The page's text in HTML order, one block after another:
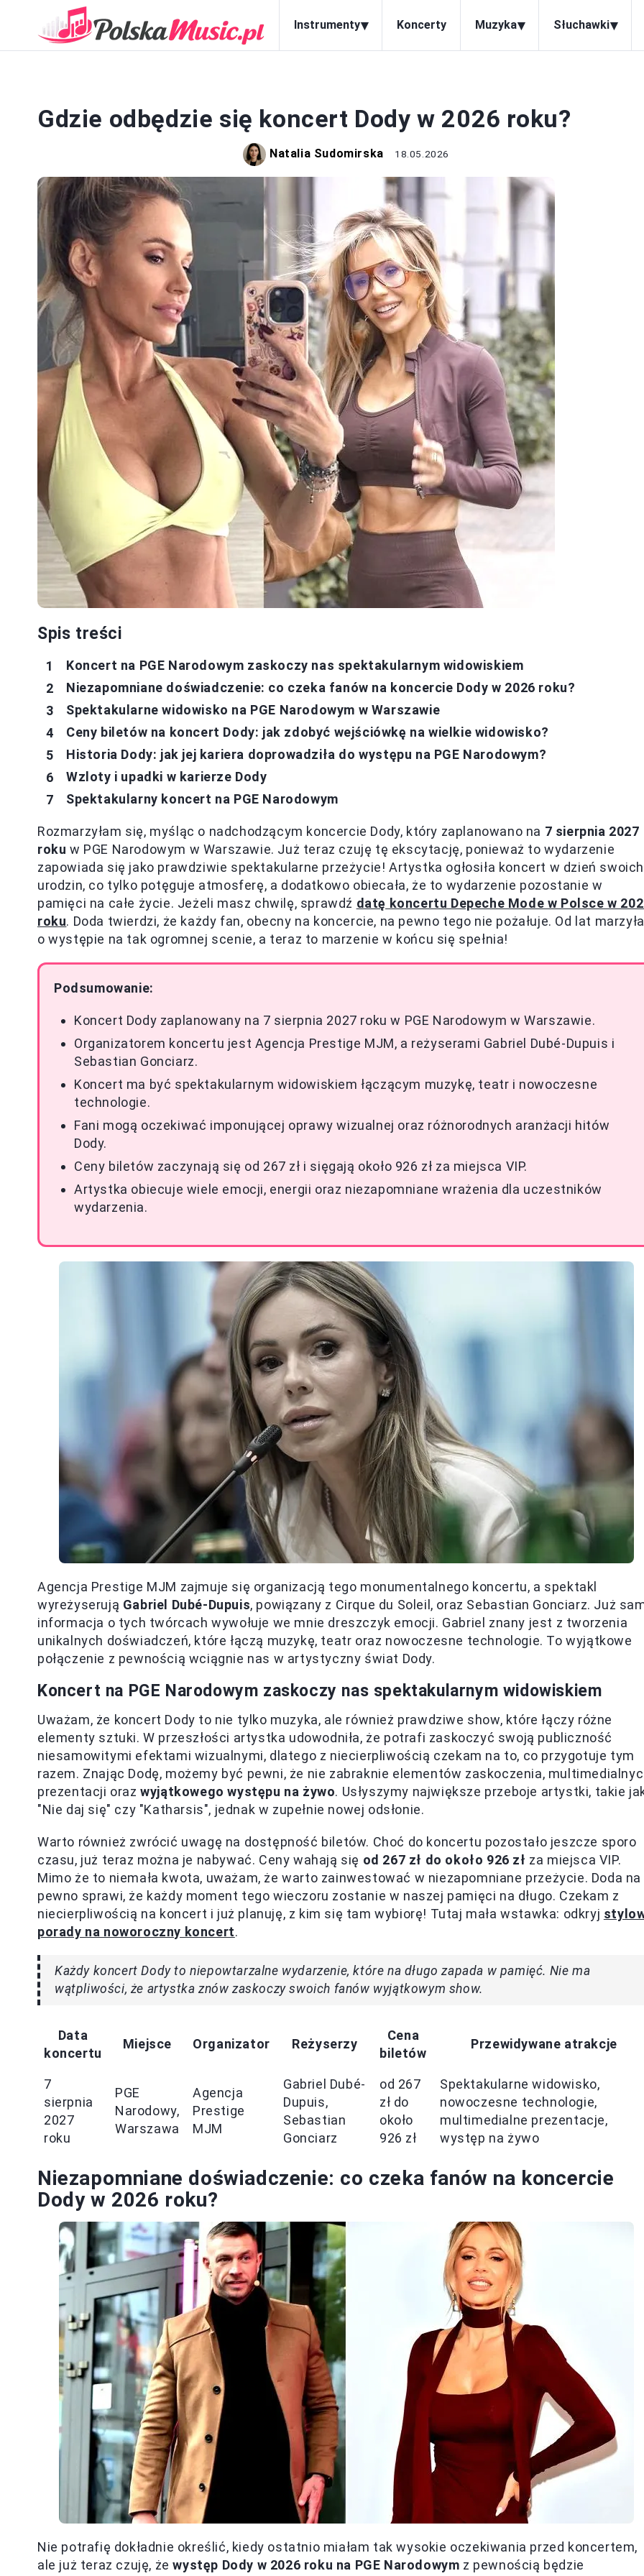
Instrumenty▾ Koncerty Muzyka▾ Słuchawki▾
Gdzie odbędzie się koncert Dody w 2026 roku?
Natalia Sudomirska 18.05.2026
Spis treści
Koncert na PGE Narodowym zaskoczy nas spektakularnym widowiskiem
Niezapomniane doświadczenie: co czeka fanów na koncercie Dody w 2026 roku?
Spektakularne widowisko na PGE Narodowym w Warszawie
Ceny biletów na koncert Dody: jak zdobyć wejściówkę na wielkie widowisko?
Historia Dody: jak jej kariera doprowadziła do występu na PGE Narodowym?
Wzloty i upadki w karierze Dody
Spektakularny koncert na PGE Narodowym
Rozmarzyłam się, myśląc o nadchodzącym koncercie Dody, który zaplanowano na 7 sierpnia 2027
roku w PGE Narodowym w Warszawie. Już teraz czuję tę ekscytację, ponieważ to wydarzenie
zapowiada się jako prawdziwie spektakularne przeżycie! Artystka ogłosiła koncert w dzień swoich
urodzin, co tylko potęguje atmosferę, a dodatkowo obiecała, że to wydarzenie pozostanie w
pamięci na całe życie. Jeżeli masz chwilę, sprawdź datę koncertu Depeche Mode w Polsce w
roku. Doda twierdzi, że każdy fan, obecny na koncercie, na pewno tego nie pożałuje. Od lat marzyła
o występie na tak ogromnej scenie, a teraz to marzenie w końcu się spełnia!
Podsumowanie:
Koncert Dody zaplanowany na 7 sierpnia 2027 roku w PGE Narodowym w Warszawie.
Organizatorem koncertu jest Agencja Prestige MJM, a reżyserami Gabriel Dubé-Dupuis i
Sebastian Gonciarz.
Koncert ma być spektakularnym widowiskiem łączącym muzykę, teatr i nowoczesne
technologie.
Fani mogą oczekiwać imponującej oprawy wizualnej oraz różnorodnych aranżacji hitów
Dody.
Ceny biletów zaczynają się od 267 zł i sięgają około 926 zł za miejsca VIP.
Artystka obiecuje wiele emocji, energii oraz niezapomniane wrażenia dla uczestników
wydarzenia.
Agencja Prestige MJM zajmuje się organizacją tego monumentalnego koncertu, a spektakl
wyreżyserują Gabriel Dubé-Dupuis, powiązany z Cirque du Soleil, oraz Sebastian Gonciarz. Już
informacja o tych twórcach wywołuje we mnie dreszczyk emocji. Gabriel znany jest z tworzenia
unikalnych doświadczeń, które łączą muzykę, teatr oraz nowoczesne technologie. To wyjątkowe
połączenie z pewnością wciągnie nas w artystyczny świat Dody.
Koncert na PGE Narodowym zaskoczy nas spektakularnym widowiskiem
Uważam, że koncert Dody to nie tylko muzyka, ale również prawdziwe show, które łączy różne
elementy sztuki. W przeszłości artystka udowodniła, że potrafi zaskoczyć swoją publiczność
niesamowitymi efektami wizualnymi, dlatego z niecierpliwością czekam na to, co przygotuje tym
razem. Znając Dodę, możemy być pewni, że nie zabraknie elementów zaskoczenia,
prezentacji orazwyjątkowego występu na żywo. Usłyszymy największe przeboje artystki, takie
"Nie daj się" czy "Katharsis", jednak w zupełnie nowej odsłonie.
Warto również zwrócić uwagę na dostępność biletów. Choć do koncertu pozostało jeszcze sporo
czasu, już teraz można je nabywać. Ceny wahają się od 267 zł do około 926 zł za miejsca VIP.
Mimo że to niemała kwota, uważam, że warto zainwestować w niezapomniane przeżycie. Doda na
pewno sprawi, że każdy moment tego wieczoru zostanie w naszej pamięci na długo. Czekam z
niecierpliwością na koncert i już planuję, z kim się tam wybiorę! Tutaj mała wstawka: odkryj
porady na noworoczny koncert.
Każdy koncert Dody to niepowtarzalne wydarzenie, które na długo zapada w pamięć. Nie ma
wątpliwości, że artystka znów zaskoczy swoich fanów wyjątkowym show.
Data
koncertu
Miejsce Organizator Reżyserzy
Cena
biletów
Przewidywane atrakcje
7
sierpnia
2027
roku
PGE
Narodowy,
Warszawa
Agencja
Prestige
MJM
Gabriel Dubé-
Dupuis,
Sebastian
Gonciarz
od 267
zł do
około
926 zł
Spektakularne widowisko,
nowoczesne technologie,
multimedialne prezentacje,
występ na żywo
Niezapomniane doświadczenie: co czeka fanów na koncercie
Dody w 2026 roku?
Nie potrafię dokładnie określić, kiedy ostatnio miałam tak wysokie oczekiwania przed koncertem,
ale już teraz czuję, żewystęp Dody w 2026 roku na PGE Narodowym z pewnością będzie